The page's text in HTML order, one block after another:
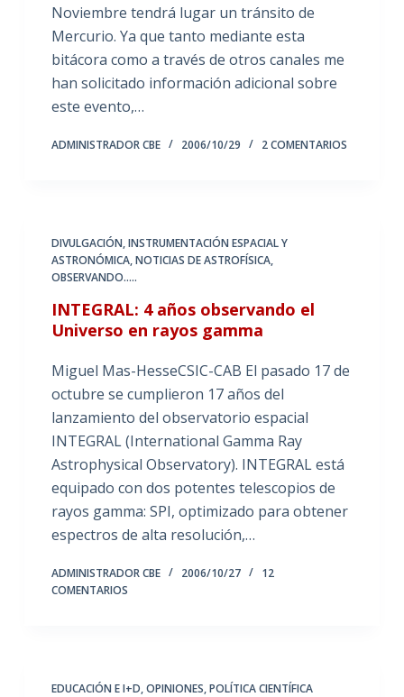
Noviembre tendrá lugar un tránsito de
Mercurio. Ya que tanto mediante esta
bitácora como a través de otros canales me
han solicitado información adicional sobre
este evento,…
ADMINISTRADOR CBE 2006/10/29 2 COMENTARIOS
DIVULGACIÓN,INSTRUMENTACIÓN ESPACIAL Y
ASTRONÓMICA,NOTICIAS DE ASTROFÍSICA,
OBSERVANDO.....
INTEGRAL: 4 años observando el
Universo en rayos gamma
Miguel Mas-HesseCSIC-CAB El pasado 17 de
octubre se cumplieron 17 años del
lanzamiento del observatorio espacial
INTEGRAL (International Gamma Ray
Astrophysical Observatory). INTEGRAL está
equipado con dos potentes telescopios de
rayos gamma: SPI, optimizado para obtener
espectros de alta resolución,…
ADMINISTRADOR CBE 2006/10/27
12
COMENTARIOS
EDUCACIÓN E I+D,OPINIONES,POLÍTICA CIENTÍFICA